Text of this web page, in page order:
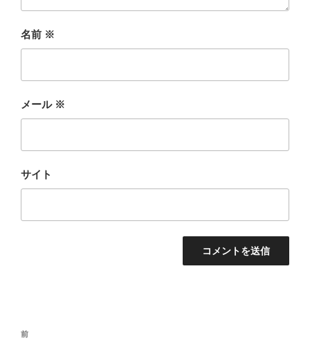
名前 ※
メール ※
サイト
投
過
前